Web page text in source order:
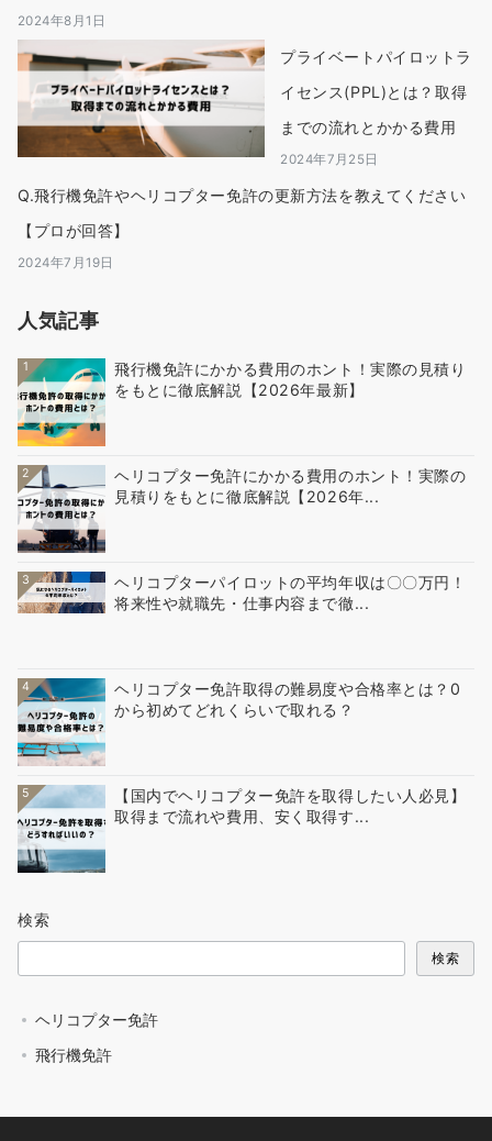
2024年8月1日
プライベートパイロットラ
イセンス(PPL)とは？取得
までの流れとかかる費用
2024年7月25日
Q.飛行機免許やヘリコプター免許の更新方法を教えてください
【プロが回答】
2024年7月19日
人気記事
1
飛行機免許にかかる費用のホント！実際の見積り
をもとに徹底解説【2026年最新】
2
ヘリコプター免許にかかる費用のホント！実際の
見積りをもとに徹底解説【2026年...
3
ヘリコプターパイロットの平均年収は〇〇万円！
将来性や就職先・仕事内容まで徹...
4
ヘリコプター免許取得の難易度や合格率とは？0
から初めてどれくらいで取れる？
5
【国内でヘリコプター免許を取得したい人必見】
取得まで流れや費用、安く取得す...
検索
検索
ヘリコプター免許
飛行機免許